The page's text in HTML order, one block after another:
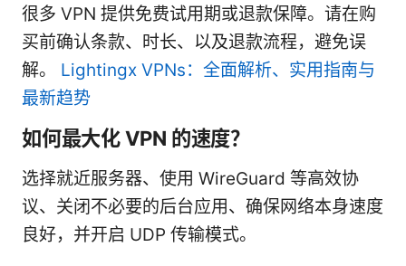
很多 VPN 提供免费试用期或退款保障。请在购
买前确认条款、时长、以及退款流程，避免误
解。 Lightingx VPNs：全面解析、实用指南与
最新趋势
如何最大化 VPN 的速度？
选择就近服务器、使用 WireGuard 等高效协
议、关闭不必要的后台应用、确保网络本身速度
良好，并开启 UDP 传输模式。